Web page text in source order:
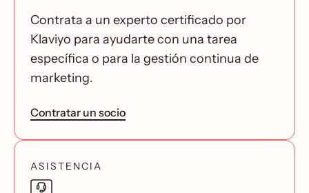
Contrata a un experto certificado por
Klaviyo para ayudarte con una tarea
específica o para la gestión continua de
marketing.
Contratar un socio
ASISTENCIA